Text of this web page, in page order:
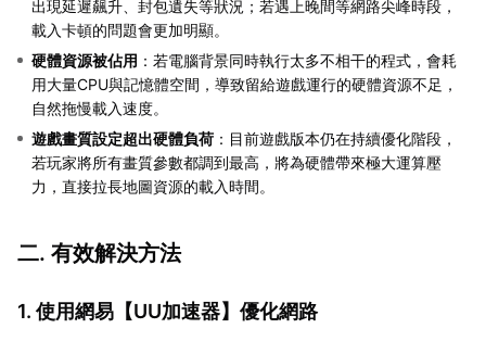
出現延遲飆升、封包遺失等狀況；若遇上晚間等網路尖峰時段，
載入卡頓的問題會更加明顯。
硬體資源被佔用 ：若電腦背景同時執行太多不相干的程式，會耗
用大量CPU與記憶體空間，導致留給遊戲運行的硬體資源不足，
自然拖慢載入速度。
遊戲畫質設定超出硬體負荷 ：目前遊戲版本仍在持續優化階段，
若玩家將所有畫質參數都調到最高，將為硬體帶來極大運算壓
力，直接拉長地圖資源的載入時間。
二. 有效解決方法
1. 使用網易【UU加速器】優化網路